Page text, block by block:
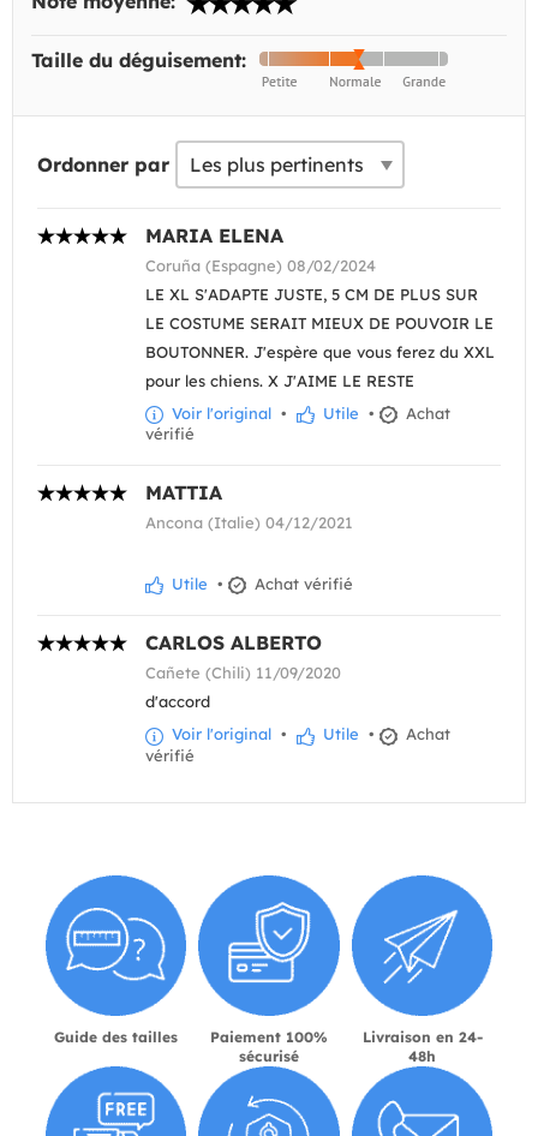
Taille du déguisement:
Ordonner par
MARIA ELENA
Coruña (Espagne) 08/02/2024
LE XL S'ADAPTE JUSTE, 5 CM DE PLUS SUR
LE COSTUME SERAIT MIEUX DE POUVOIR LE
BOUTONNER. J'espère que vous ferez du XXL
pour les chiens. X J'AIME LE RESTE
Voir l'original • Utile •
Achat
vérifié
MATTIA
Ancona (Italie) 04/12/2021
Utile • Achat vérifié
CARLOS ALBERTO
Cañete (Chili) 11/09/2020
d'accord
Voir l'original • Utile •
Achat
vérifié
Guide des tailles
Paiement 100%
sécurisé
Livraison en 24-
48h